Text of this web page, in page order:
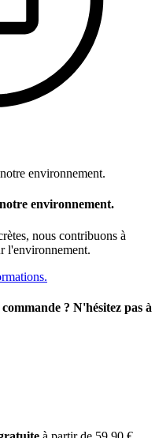
environnement.
nous contribuons à
l'environnement.
? N'hésitez pas à